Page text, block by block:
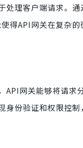
理客户端请求。
得API网关在复杂
网关能够将请求
份验证和权限控制